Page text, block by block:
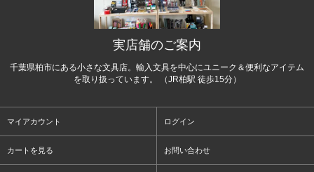
実店舗のご案内
千葉県柏市にある小さな文具店。輸入文具を中心にユニーク＆便利なアイテム
を取り扱っています。 （JR柏駅 徒歩15分）
マイアカウント ログイン
カートを見る お問い合わせ